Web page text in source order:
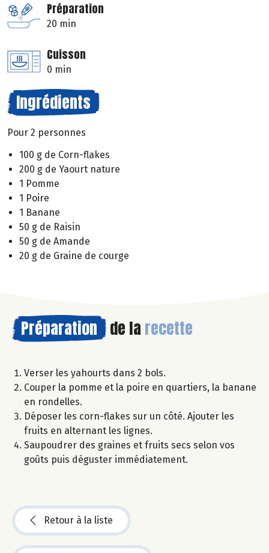
Préparation
20 min
Cuisson
0 min
Ingrédients
Pour 2 personnes
100 g de Corn-flakes
200 g de Yaourt nature
1 Pomme
1 Poire
1 Banane
50 g de Raisin
50 g de Amande
20 g de Graine de courge
Préparation de la recette
Verser les yahourts dans 2 bols.
Couper la pomme et la poire en quartiers, la banane
en rondelles.
Déposer les corn-flakes sur un côté. Ajouter les
fruits en alternant les lignes.
Saupoudrer des graines et fruits secs selon vos
goûts puis déguster immédiatement.
Retour à la liste